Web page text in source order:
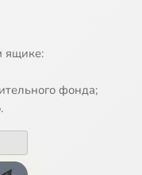
ящике:
фонда;